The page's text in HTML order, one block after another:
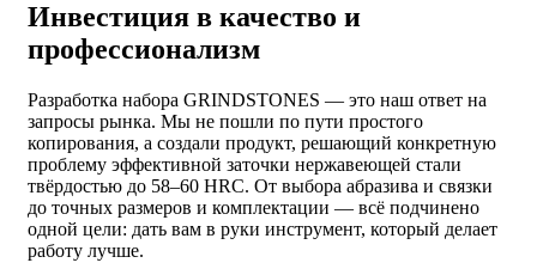
Инвестиция в качество и
профессионализм
Разработка набора GRINDSTONES — это наш ответ на
запросы рынка. Мы не пошли по пути простого
копирования, а создали продукт, решающий конкретную
проблему эффективной заточки нержавеющей стали
твёрдостью до 58–60 HRC. От выбора абразива и связки
до точных размеров и комплектации — всё подчинено
одной цели: дать вам в руки инструмент, который делает
работу лучше.